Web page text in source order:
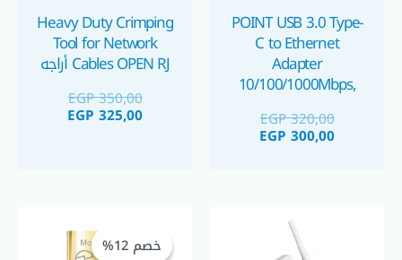
POINT USB 3.0 Type-
C to Ethernet
Adapter
10/100/1000Mbps,
EGP320,00
EGP 300,00
Heavy Duty Crimping
Tool for Network
Cables OPEN RJ أراجه
EGP350,00
EGP 325,00
خصم 12%
خصم 12%
الأصلي
الحالي